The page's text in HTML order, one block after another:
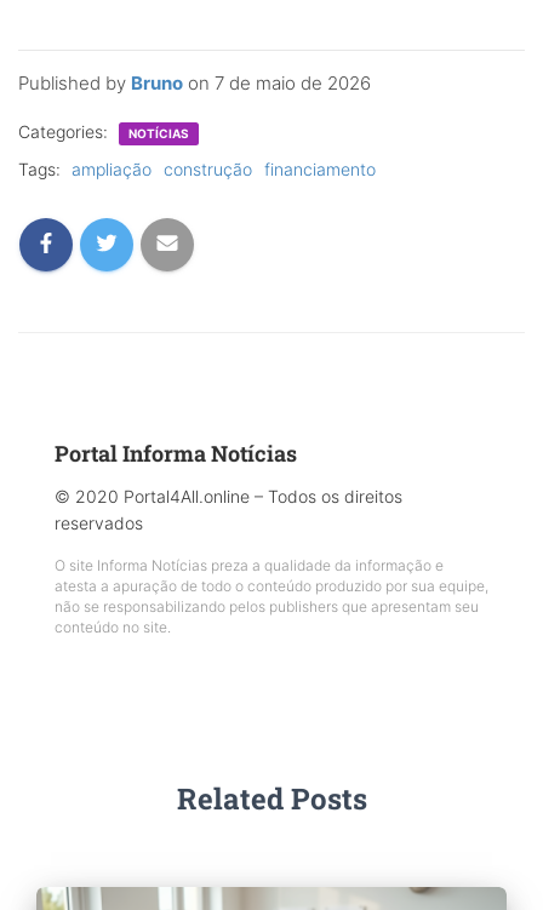
Published by Bruno on 7 de maio de 2026
Categories: NOTÍCIAS
Tags: ampliação construção financiamento
Portal Informa Notícias
© 2020 Portal4All.online – Todos os direitos
reservados
O site Informa Notícias preza a qualidade da informação e
atesta a apuração de todo o conteúdo produzido por sua equipe,
não se responsabilizando pelos publishers que apresentam seu
conteúdo no site.
Related Posts